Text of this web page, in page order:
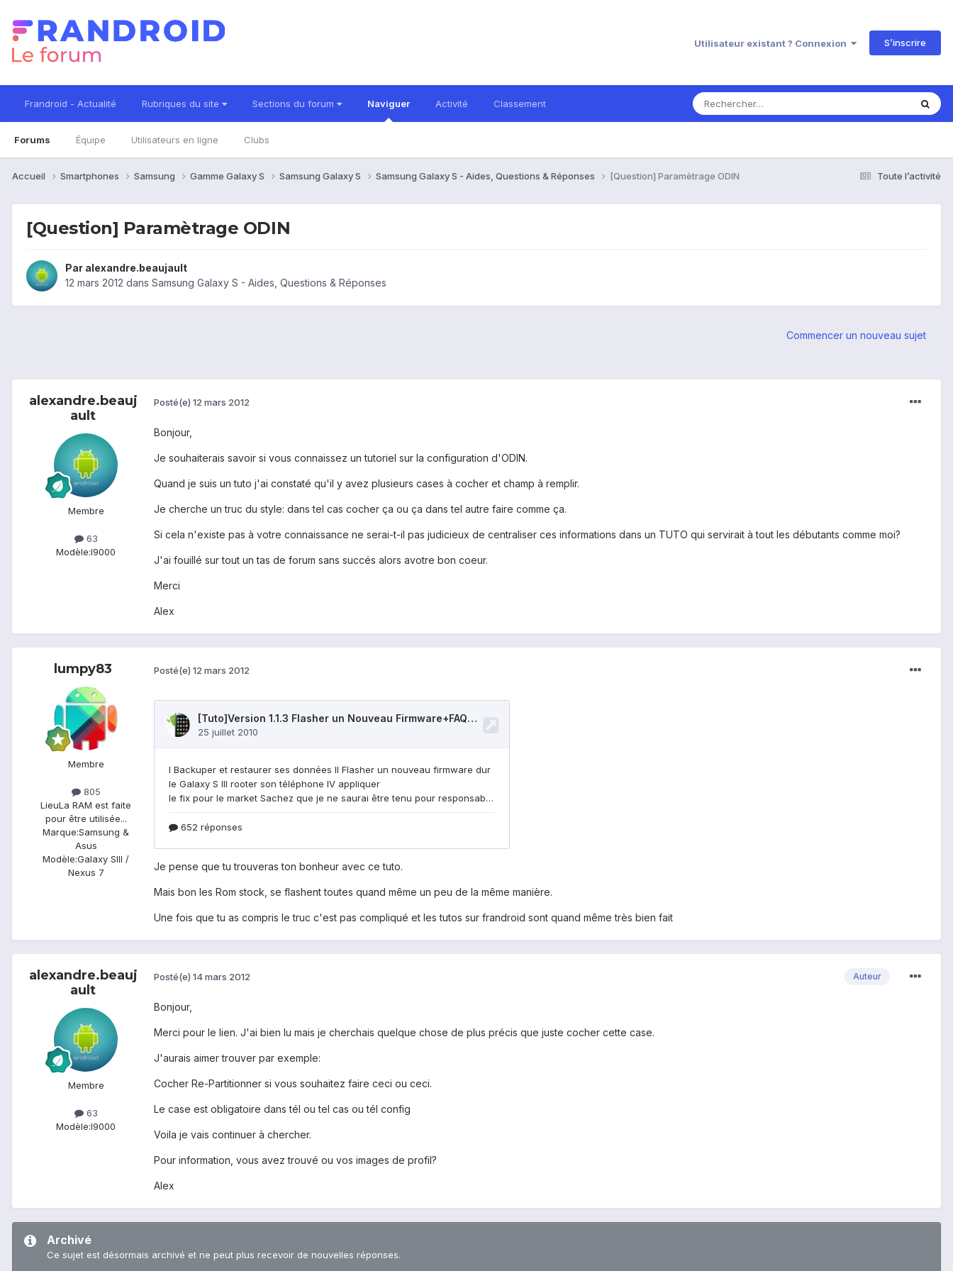
Utilisateur existant ? Connexion S’inscrire
Frandroid - Actualité Rubriques du site Sections du forum Naviguer
Forums Équipe Utilisateurs en ligne Clubs
Activité Classement
Toute l’activité
Accueil Smartphones Samsung Gamme Galaxy S Samsung Galaxy S Samsung Galaxy S - Aides, Questions & Réponses [Question] Paramètrage ODIN
[Question] Paramètrage ODIN
Par alexandre.beaujault
12 mars 2012 dans Samsung Galaxy S - Aides, Questions & Réponses
Commencer un nouveau sujet
alexandre.beauj
ault
Membre
63
Modèle:I9000
Posté(e) 12 mars 2012
Bonjour,
Je souhaiterais savoir si vous connaissez un tutoriel sur la configuration d'ODIN.
Quand je suis un tuto j'ai constaté qu'il y avez plusieurs cases à cocher et champ à remplir.
Je cherche un truc du style: dans tel cas cocher ça ou ça dans tel autre faire comme ça.
Si cela n'existe pas à votre connaissance ne serai-t-il pas judicieux de centraliser ces informations dans un TUTO qui servirait à tout les débutants comme moi?
J'ai fouillé sur tout un tas de forum sans succés alors avotre bon coeur.
Merci
Alex
lumpy83
Membre
805
LieuLa RAM est faite
pour être utilisée...
Marque:Samsung &
Asus
Modèle:Galaxy SIII /
Nexus 7
Posté(e) 12 mars 2012
Je pense que tu trouveras ton bonheur avec ce tuto.
Mais bon les Rom stock, se flashent toutes quand même un peu de la même manière.
Une fois que tu as compris le truc c'est pas compliqué et les tutos sur frandroid sont quand même très bien fait
alexandre.beauj
ault
Membre
63
Modèle:I9000
Auteur
Posté(e) 14 mars 2012
Bonjour,
Merci pour le lien. J'ai bien lu mais je cherchais quelque chose de plus précis que juste cocher cette case.
J'aurais aimer trouver par exemple:
Cocher Re-Partitionner si vous souhaitez faire ceci ou ceci.
Le case est obligatoire dans tél ou tel cas ou tél config
Voila je vais continuer à chercher.
Pour information, vous avez trouvé ou vos images de profil?
Alex
Archivé
Ce sujet est désormais archivé et ne peut plus recevoir de nouvelles réponses.